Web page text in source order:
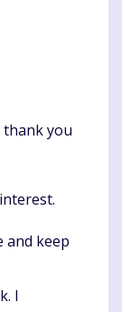
you
and keep
I